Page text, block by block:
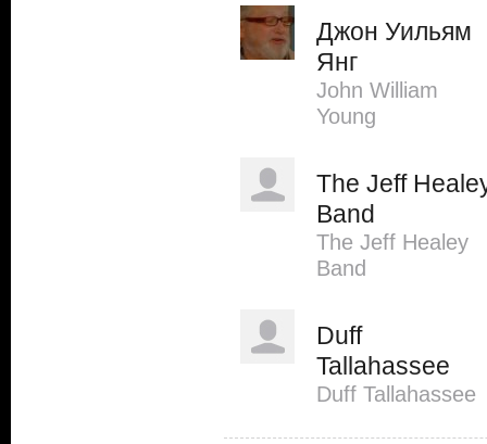
Джон Уильям
Янг
John William
Young
The Jeff
Band
The Jeff Healey
Band
Duff
Tallahassee
Duff Tallahassee